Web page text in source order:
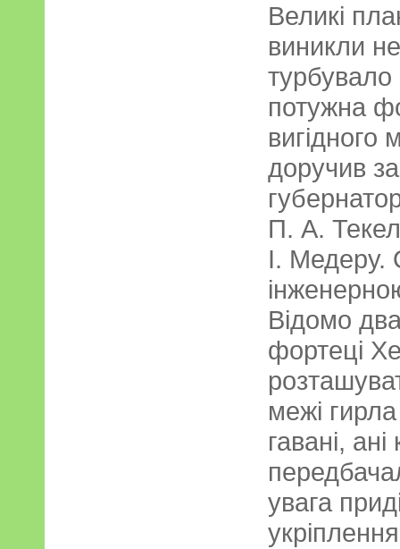
Великі
виникли
потужна
вигідного
доручив
П. А.
І. Медеру.
Відомо
фортеці
межі
гавані,
увага